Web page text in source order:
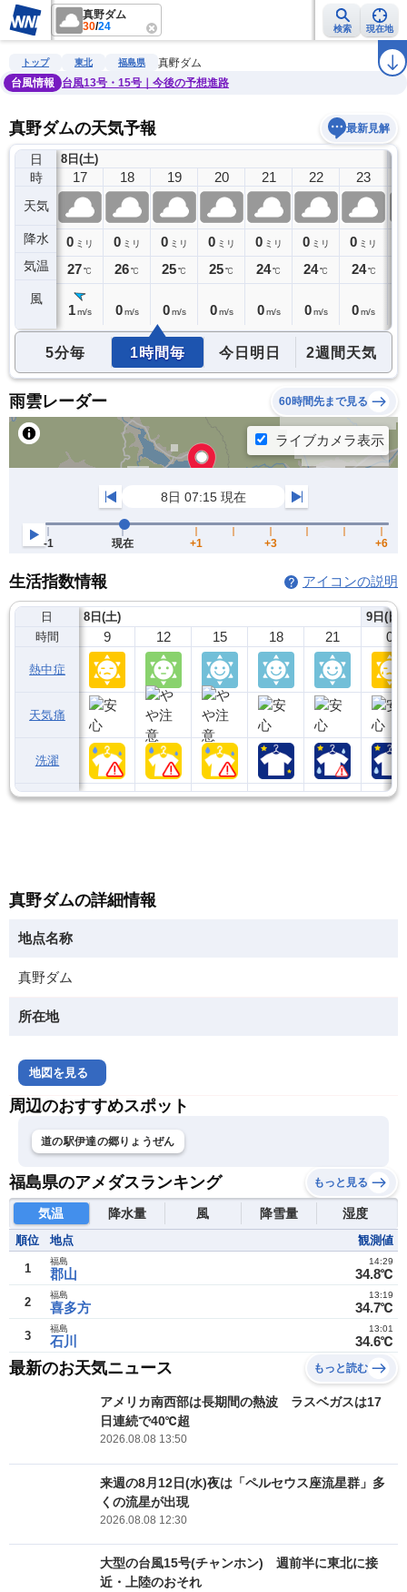
真野ダム
30/24 検索 現在地
雨雲レーダー 台風情報 地震情報 ラ
トップ 東北 福島県
真野ダム
台風情報
台風13号・15号｜今後の予想進路
真野ダムの天気予報 最新見解
日
時
天気
降水
気温
風
8日(土)
16
0ミリ
28℃
17
0 ミリ
27℃
1 m/s
18
0 ミリ
26℃
0 m/s
19
0 ミリ
25℃
0 m/s
20
0 ミリ
25℃
0 m/s
21
0 ミリ
24℃
0 m/s
22
0 ミリ
24℃
0 m/s
23
0 ミリ
24 ℃
0m/s
5分毎 1時間毎 今日明日 2週間天気
雨雲レーダー 60時間先まで見る
生活指数情報 アイコンの説明
日
時間
熱中症
天気痛
洗濯
8日(土)
9 12 15 18 21
9日(日)
0
真野ダムの詳細情報
地点名称
真野ダム
所在地
地図を見る
周辺のおすすめスポット
道の駅伊達の郷りょうぜん
福島県のアメダスランキング もっと見る
気温 降水量 風 降雪量 湿度
順位 地点 観測値
1 郡山
福島
34.8℃
14:29
2 喜多方
福島
34.7℃
13:19
3 石川
福島
34.6℃
13:01
最新のお天気ニュース もっと読む
アメリカ南西部は長期間の熱波 ラスベガスは17
日連続で40℃超
2026.08.08 13:50
来週の8月12日(水)夜は「ペルセウス座流星群」多
くの流星が出現
2026.08.08 12:30
大型の台風15号(チャンホン) 週前半に東北に接
近・上陸のおそれ